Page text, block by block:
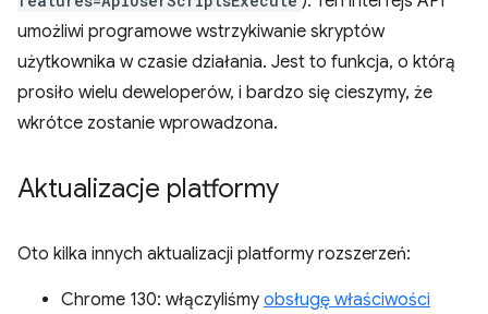
umożliwi programowe wstrzykiwanie skryptów
użytkownika w czasie działania. Jest to funkcja, o którą
prosiło wielu deweloperów, i bardzo się cieszymy, że
wkrótce zostanie wprowadzona.
Aktualizacje platformy
Oto kilka innych aktualizacji platformy rozszerzeń:
Chrome 130: włączyliśmy obsługę właściwości